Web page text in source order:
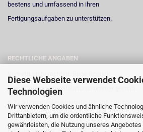
Diese Webseite verwendet
Technologien
Wir verwenden Cookies und ähnliche
Drittanbietern, um die ordentliche
gewährleisten, die Nutzung unseres
bestens und umfassend in ihren
Fertigungsaufgaben zu unterstützen.
RECHTLICHE ANGABEN
Umsatzsteuer-Identifikationsnummer gemäß
§ 27 a Umsatzsteuergesetz: DE 258 598 551
Registergericht: Amtsgericht Neuss
Registernummer: HRA 6723